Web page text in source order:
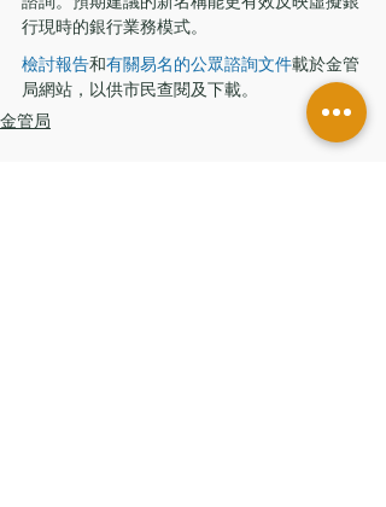
行現時的銀行業務模式。
檢討報告和有關易名的公眾諮詢文件載於金管
局網站，以供市民查閱及下載。
金管局